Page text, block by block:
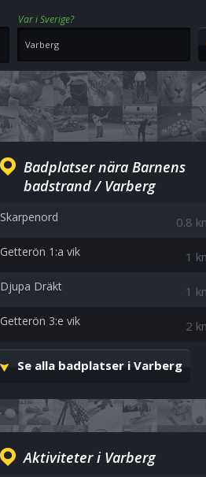
Var i Sverige?
Badplatser nära Barnens
badstrand / Varberg
Skarpenord 0.8
Getterön 1:a vik 1
Djupa Dräkt 1
Getterön 3:e vik 2
Se alla badplatser i Varberg
Aktiviteter i Varberg